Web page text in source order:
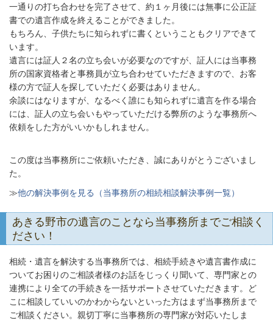
一通りの打ち合わせを完了させて、約１ヶ月後には無事に公正証
書での遺言作成を終えることができました。
もちろん、子供たちに知られずに書くということもクリアできて
います。
遺言には証人２名の立ち会いが必要なのですが、証人には当事務
所の国家資格者と事務員が立ち合わせていただきますので、お客
様の方で証人を探していただく必要はありません。
余談にはなりますが、なるべく誰にも知られずに遺言を作る場合
には、証人の立ち会いもやっていただける弊所のような事務所へ
依頼をした方がいいかもしれません。
この度は当事務所にご依頼いただき、誠にありがとうございまし
た。
≫他の解決事例を見る（当事務所の相続相談解決事例一覧）
あきる野市の遺言のことなら当事務所までご相談く
ださい！
相続・遺言を解決する当事務所では、相続手続きや遺言書作成に
ついてお困りのご相談者様のお話をじっくり聞いて、専門家との
連携により全ての手続きを一括サポートさせていただきます。ど
こに相談していいのかわからないといった方はまず当事務所まで
ご相談ください。親切丁寧に当事務所の専門家が対応いたしま